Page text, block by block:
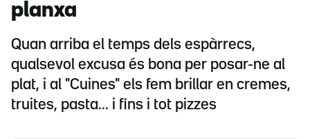
planxa
Quan arriba el temps dels espàrrecs,
qualsevol excusa és bona per posar-ne al
plat, i al "Cuines" els fem brillar en cremes,
truites, pasta... i fins i tot pizzes